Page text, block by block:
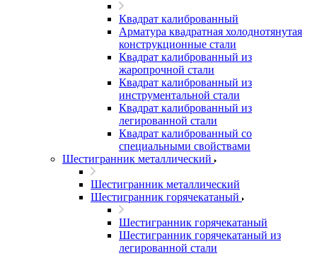
Квадрат калиброванный
Арматура квадратная холоднотянутая
конструкционные стали
Квадрат калиброванный из
жаропрочной стали
Квадрат калиброванный из
инструментальной стали
Квадрат калиброванный из
легированной стали
Квадрат калиброванный со
специальными свойствами
Шестигранник металлический
Шестигранник металлический
Шестигранник горячекатаный
Шестигранник горячекатаный
Шестигранник горячекатаный из
легированной стали